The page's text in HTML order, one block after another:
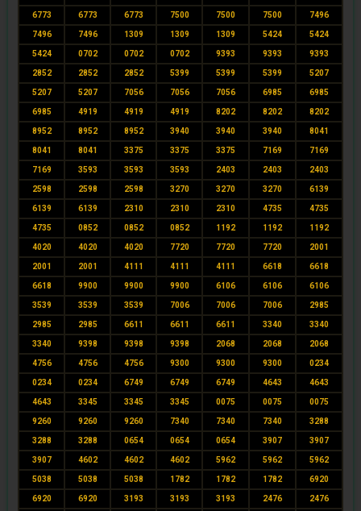
6773 6773 6773 7500 7500 7500 7496
7496 7496 1309 1309 1309 5424 5424
5424 0702 0702 0702 9393 9393 9393
2852 2852 2852 5399 5399 5399 5207
5207 5207 7056 7056 7056 6985 6985
6985 4919 4919 4919 8202 8202 8202
8952 8952 8952 3940 3940 3940 8041
8041 8041 3375 3375 3375 7169 7169
7169 3593 3593 3593 2403 2403 2403
2598 2598 2598 3270 3270 3270 6139
6139 6139 2310 2310 2310 4735 4735
4735 0852 0852 0852 1192 1192 1192
4020 4020 4020 7720 7720 7720 2001
2001 2001 4111 4111 4111 6618 6618
6618 9900 9900 9900 6106 6106 6106
3539 3539 3539 7006 7006 7006 2985
2985 2985 6611 6611 6611 3340 3340
3340 9398 9398 9398 2068 2068 2068
4756 4756 4756 9300 9300 9300 0234
0234 0234 6749 6749 6749 4643 4643
4643 3345 3345 3345 0075 0075 0075
9260 9260 9260 7340 7340 7340 3288
3288 3288 0654 0654 0654 3907 3907
3907 4602 4602 4602 5962 5962 5962
5038 5038 5038 1782 1782 1782 6920
6920 6920 3193 3193 3193 2476 2476